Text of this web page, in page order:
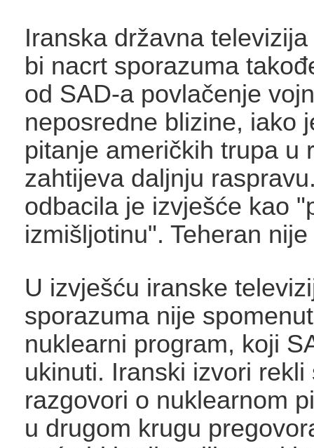
Iranska državna
bi nacrt sporazuma
od SAD-a povlačenje
neposredne blizine, iako
pitanje američkih trupa u
zahtijeva daljnju
odbacila je izvješće kao
izmišljotinu". Teheran
U izvješću iranske
sporazuma nije
nuklearni program, koji
ukinuti. Iranski izvori rekli
razgovori o nuklearnom
u drugom krugu